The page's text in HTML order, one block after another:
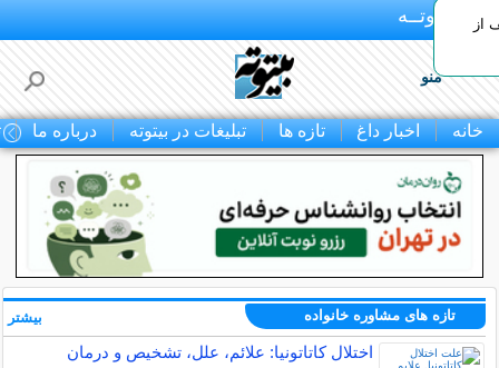
بـیتوتــه
منو
خانه اخبار داغ تازه ها تبلیغات در بیتوته درباره ما
تخفیف از
تازه های مشاوره خانواده
اختلال کاتاتونیا: علائم، علل، تشخیص و درمان
بیشتر